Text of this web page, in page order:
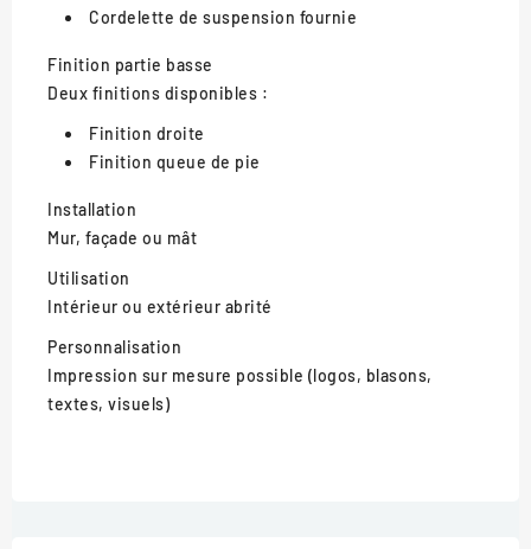
Cordelette de suspension fournie
Finition partie basse
Deux finitions disponibles :
Finition droite
Finition queue de pie
Installation
Mur, façade ou mât
Utilisation
Intérieur ou extérieur abrité
Personnalisation
Impression sur mesure possible (logos, blasons,
textes, visuels)